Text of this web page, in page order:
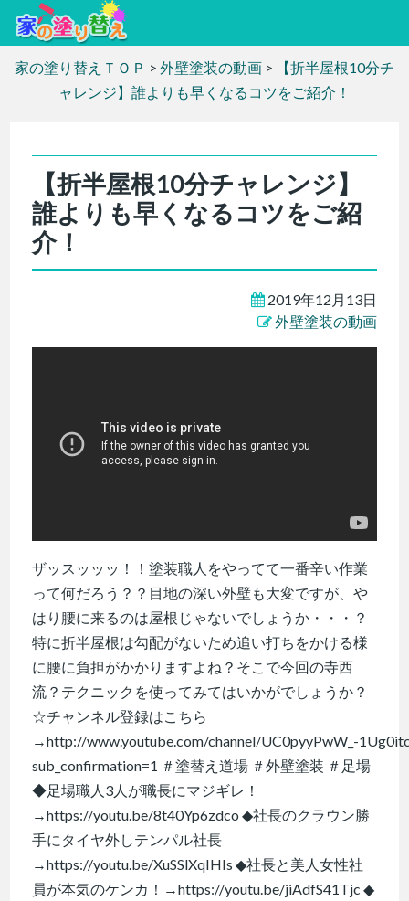
家の塗り替えＴＯＰ > 外壁塗装の動画 >
【折半屋根10分チ
ャレンジ】誰よりも早くなるコツをご紹介！
【折半屋根10分チャレンジ】
誰よりも早くなるコツをご紹
介！
2019年12月13日
外壁塗装の動画
ザッスッッッ！！塗装職人をやってて一番辛い作業
って何だろう？？目地の深い外壁も大変ですが、や
はり腰に来るのは屋根じゃないでしょうか・・・？
特に折半屋根は勾配がないため追い打ちをかける様
に腰に負担がかかりますよね？そこで今回の寺西
流？テクニックを使ってみてはいかがでしょうか？
☆チャンネル登録はこちら
→http://www.youtube.com/channel/UC0pyyPwW_-
sub_confirmation=1 ＃塗替え道場 ＃外壁塗装 ＃足場
◆足場職人3人が職長にマジギレ！
→https://youtu.be/8t40Yp6zdco ◆社長のクラウン勝
手にタイヤ外しテンパル社長
→https://youtu.be/XuSSlXqIHIs ◆社長と美人女性社
員が本気のケンカ！→https://youtu.be/jiAdfS41Tjc ◆